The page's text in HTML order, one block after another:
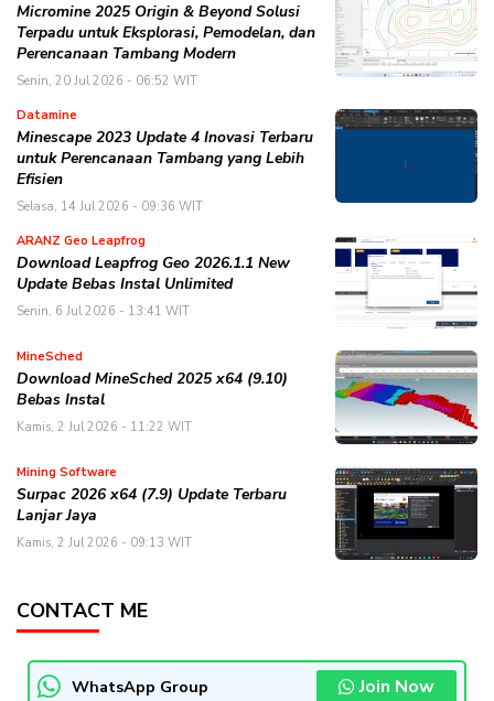
Micromine 2025 Origin & Beyond Solusi
Terpadu untuk Eksplorasi, Pemodelan, dan
Perencanaan Tambang Modern
Senin, 20 Jul 2026 - 06:52 WIT
Datamine
Minescape 2023 Update 4 Inovasi Terbaru
untuk Perencanaan Tambang yang Lebih
Efisien
Selasa, 14 Jul 2026 - 09:36 WIT
ARANZ Geo Leapfrog
Download Leapfrog Geo 2026.1.1 New
Update Bebas Instal Unlimited
Senin, 6 Jul 2026 - 13:41 WIT
MineSched
Download MineSched 2025 x64 (9.10)
Bebas Instal
Kamis, 2 Jul 2026 - 11:22 WIT
Mining Software
Surpac 2026 x64 (7.9) Update Terbaru
Lanjar Jaya
Kamis, 2 Jul 2026 - 09:13 WIT
CONTACT ME
WhatsApp Group Join Now